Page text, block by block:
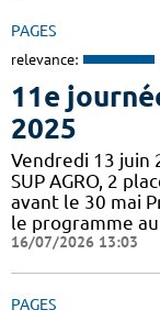
PAGES
relevance:
11e
2025
Vendredi 13 juin
SUP AGRO, 2
avant le 30 mai
le programme
16/07/2026 13:03
PAGES